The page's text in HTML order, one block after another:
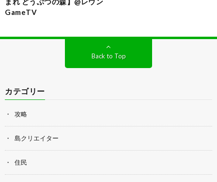
GameTV
Back to Top
カテゴリー
攻略
島クリエイター
住民